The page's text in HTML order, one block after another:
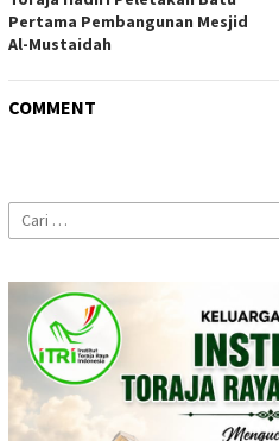
Pertama Pembangunan Mesjid
Al-Mustaidah
COMMENT
Cari
untuk: